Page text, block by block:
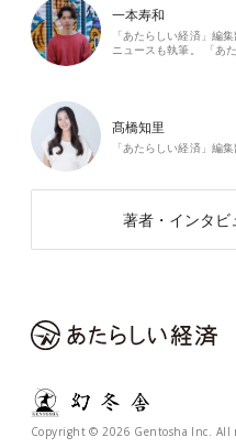
一本寿和
「あたらしい経済」編
ニュースも執筆。 「あ
髙橋知里
「あたらしい経済」編
著者・インタビ
Copyright © 2026 Gentosha Inc. All